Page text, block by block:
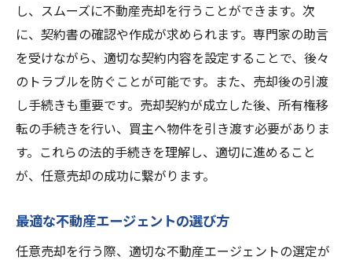
オープンハウスの効果的な実施
購入希望者との円滑なコミュニケーション
地元マーケットへのアプローチ
任意売却の専門家によるアドバイスで安心の売
却手続きを
プロの不動産コンサルタントの選び方
専門家の意見を取り入れるメリット
任意売却成功率を高めるサポート
信頼できるアドバイザーの特徴
し、スムーズに不動産売却を行うことができます。次
に、契約書の確認や作成が求められます。専門家の助言
を受けながら、適切な契約内容を設定することで、後々
のトラブルを防ぐことが可能です。また、売却後の引渡
し手続きも重要です。売却契約が成立した後、所有権移
転の手続きを行い、買主へ物件を引き渡す必要がありま
す。これらの法的手続きを理解し、適切に進めること
が、任意売却の成功に繋がります。
最適な不動産エージェントの選び方
任意売却を行う際、適切な不動産エージェントの選定が